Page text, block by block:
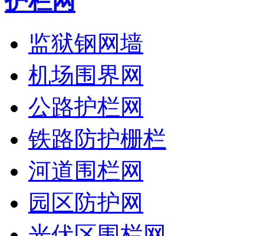
监狱钢网墙
机场围界网
公路护栏网
铁路防护栅栏
河道围栏网
园区防护网